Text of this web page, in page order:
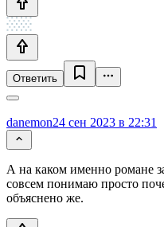
Ответить
danemon24 сен 2023 в 22:31
А на каком именно романе
совсем понимаю просто
объяснено же.